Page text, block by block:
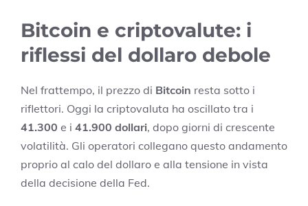
Bitcoin e criptovalute: i
riflessi del dollaro debole
Nel frattempo, il prezzo di Bitcoin resta sotto i
riflettori. Oggi la criptovaluta ha oscillato tra i
41.300 e i 41.900 dollari, dopo giorni di crescente
volatilità. Gli operatori collegano questo andamento
proprio al calo del dollaro e alla tensione in vista
della decisione della Fed.